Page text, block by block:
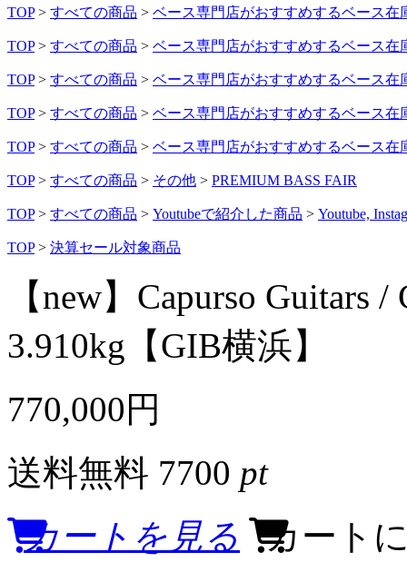
TOP > すべての商品 > ベース専門店がおすすめするベース在
TOP > すべての商品 > ベース専門店がおすすめするベース在
TOP > すべての商品 > ベース専門店がおすすめするベース在
TOP > すべての商品 > ベース専門店がおすすめするベース在
TOP > すべての商品 > ベース専門店がおすすめするベース在
TOP > すべての商品 > その他 > PREMIUM BASS FAIR
TOP > すべての商品 > Youtubeで紹介した商品 > Youtube,
TOP > 決算セール対象商品
【new】Capurso Guitars
3.910kg【GIB横浜】
770,000円
送料無料 7700 pt
カートを見る
カート